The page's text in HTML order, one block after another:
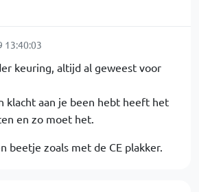
13:40:03
keuring, altijd al geweest voor
klacht aan je been hebt heeft het
en zo moet het.
beetje zoals met de CE plakker.